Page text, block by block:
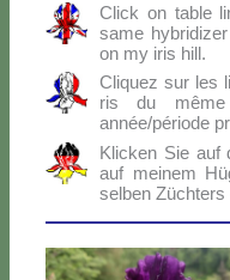
Click on ta­ble
sa­me
on my iris hill.
Cli­quez sur les
ris du
année/période
Klic­ken Sie auf
auf mei­nem
sel­ben